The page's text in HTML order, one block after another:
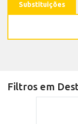
Substituições
Filtros em